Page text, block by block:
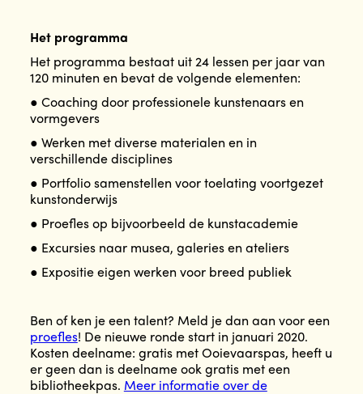
Het programma
Het programma bestaat uit 24 lessen per jaar van
120 minuten en bevat de volgende elementen:
● Coaching door professionele kunstenaars en
vormgevers
● Werken met diverse materialen en in
verschillende disciplines
● Portfolio samenstellen voor toelating voortgezet
kunstonderwijs
● Proefles op bijvoorbeeld de kunstacademie
● Excursies naar musea, galeries en ateliers
● Expositie eigen werken voor breed publiek
Ben of ken je een talent? Meld je dan aan voor een
proefles! De nieuwe ronde start in januari 2020.
Kosten deelname: gratis met Ooievaarspas, heeft u
er geen dan is deelname ook gratis met een
bibliotheekpas. Meer informatie over de